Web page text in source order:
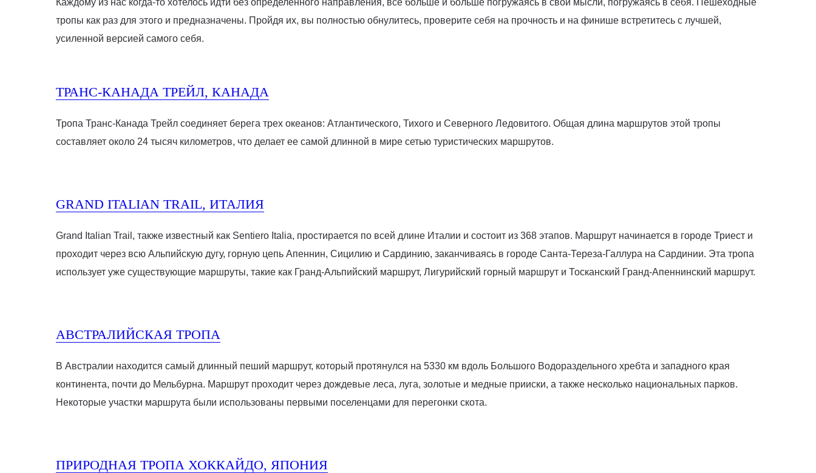
Каждому из нас когда-то хотелось идти без определённого направления, всё больше и больше погружаясь в свои мысли, погружаясь в себя. Пешеходные
тропы как раз для этого и предназначены. Пройдя их, вы полностью обнулитесь, проверите себя на прочность и на финише встретитесь с лучшей,
усиленной версией самого себя.
ТРАНС-КАНАДА ТРЕЙЛ, КАНАДА
Тропа Транс-Канада Трейл соединяет берега трех океанов: Атлантического, Тихого и Северного Ледовитого. Общая длина маршрутов этой тропы
составляет около 24 тысяч километров, что делает ее самой длинной в мире сетью туристических маршрутов.
GRAND ITALIAN TRAIL, ИТАЛИЯ
Grand Italian Trail, также известный как Sentiero Italia, простирается по всей длине Италии и состоит из 368 этапов. Маршрут начинается в городе Триест и
проходит через всю Альпийскую дугу, горную цепь Апеннин, Сицилию и Сардинию, заканчиваясь в городе Санта-Тереза-Галлура на Сардинии. Эта тропа
использует уже существующие маршруты, такие как Гранд-Альпийский маршрут, Лигурийский горный маршрут и Тосканский Гранд-Апеннинский маршрут.
АВСТРАЛИЙСКАЯ ТРОПА
В Австралии находится самый длинный пеший маршрут, который протянулся на 5330 км вдоль Большого Водораздельного хребта и западного края
континента, почти до Мельбурна. Маршрут проходит через дождевые леса, луга, золотые и медные прииски, а также несколько национальных парков.
Некоторые участки маршрута были использованы первыми поселенцами для перегонки скота.
ПРИРОДНАЯ ТРОПА ХОККАЙДО, ЯПОНИЯ